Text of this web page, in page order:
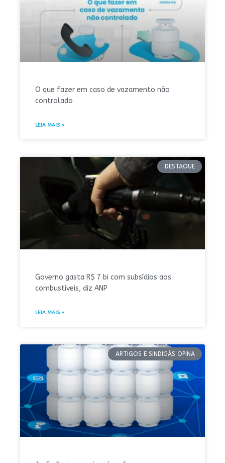
O que fazer em caso de vazamento não
controlado
LEIA MAIS »
DESTAQUE
Governo gasta R$ 7 bi com subsídios aos
combustíveis, diz ANP
LEIA MAIS »
ARTIGOS E SINDIGÁS OPINA